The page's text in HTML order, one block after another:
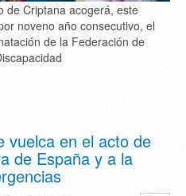
de Criptana acogerá, este
noveno año consecutivo, el
de la Federación de
vuelca en el acto de
de España y a la